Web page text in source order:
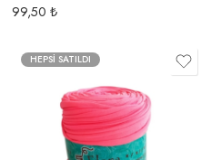
99,50 ₺
HEPSI SATILDI